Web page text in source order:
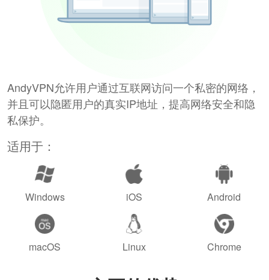
AndyVPN允许用户通过互联网访问一个私密的网络，
并且可以隐匿用户的真实IP地址，提高网络安全和隐
私保护。
适用于：
Windows iOS Android
macOS Linux Chrome